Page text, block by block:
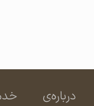
درباره‌ی
خدمات